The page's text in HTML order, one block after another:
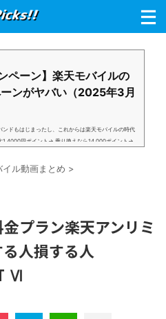
ペーン】楽天モバイルの
ンがヤバい（2025年3月
ドもはじまったし、これからは楽天モバイルの時代
1,4000円ポイント→ 乗り換えなら14,000ポイント→
でもOK背水の陣の楽天モバイル。ついに「最後の賭
イル動画まとめ >
プラン楽天アンリミ
人損する人
Ⅵ